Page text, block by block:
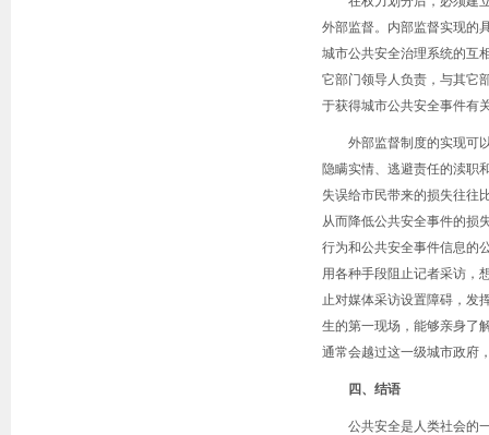
外部监督。内部监督实现的
城市公共安全治理系统的互
它部门领导人负责，与其它
于获得城市公共安全事件有
外部监督制度的实现可
隐瞒实情、逃避责任的渎职
失误给市民带来的损失往往
从而降低公共安全事件的损
行为和公共安全事件信息的
用各种手段阻止记者采访，
止对媒体采访设置障碍，发
生的第一现场，能够亲身了
通常会越过这一级城市政府
四、结语
公共安全是人类社会的